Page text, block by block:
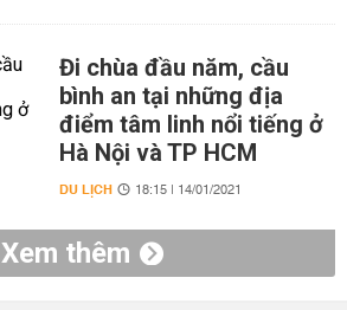
Đi chùa đầu năm, cầu
bình an tại những địa
điểm tâm linh nổi tiếng ở
Hà Nội và TP HCM
DU LỊCH 18:15 | 14/01/2021
Xem thêm